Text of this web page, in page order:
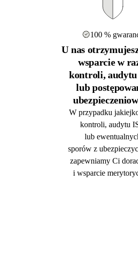
100 %
U nas
wsparcie w
kontroli,
lub
W przypadku
kontroli, audytu
lub
sporów z
zapewniamy Ci
i wsparcie